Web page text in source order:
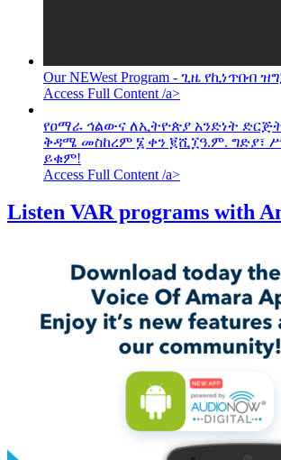
Our NEWest Program - ጊዜ የኪነጥበብ
Access Full Content /a>
የዐማራ ኅልውና ለኢትዮጵያ አንድነት
ቅዳሜ መስከረም ፮ ቀን ፪ሺ፲ዓ.ም. ግድያ፣
ይቁም!
Access Full Content /a>
Listen VAR programs with